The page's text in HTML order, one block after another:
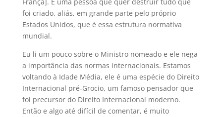
foi criado, aliás, em grande parte pelo próprio
Estados Unidos, que é essa estrutura normativa
mundial.
Eu li um pouco sobre o Ministro nomeado e ele nega
a importância das normas internacionais. Estamos
voltando à Idade Média, ele é uma espécie do Direito
Internacional pré-Grocio, um famoso pensador que
foi precursor do Direito Internacional moderno.
Então e algo até difícil de comentar, é muito